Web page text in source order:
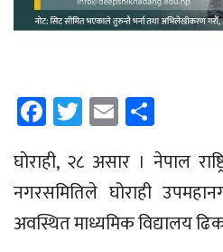
Facebook
Twitter
Email
घाेराही, २८ असार । नेपाल
नगरसमितिले घोराही
अवस्थित माध्यमिक विद्यालय